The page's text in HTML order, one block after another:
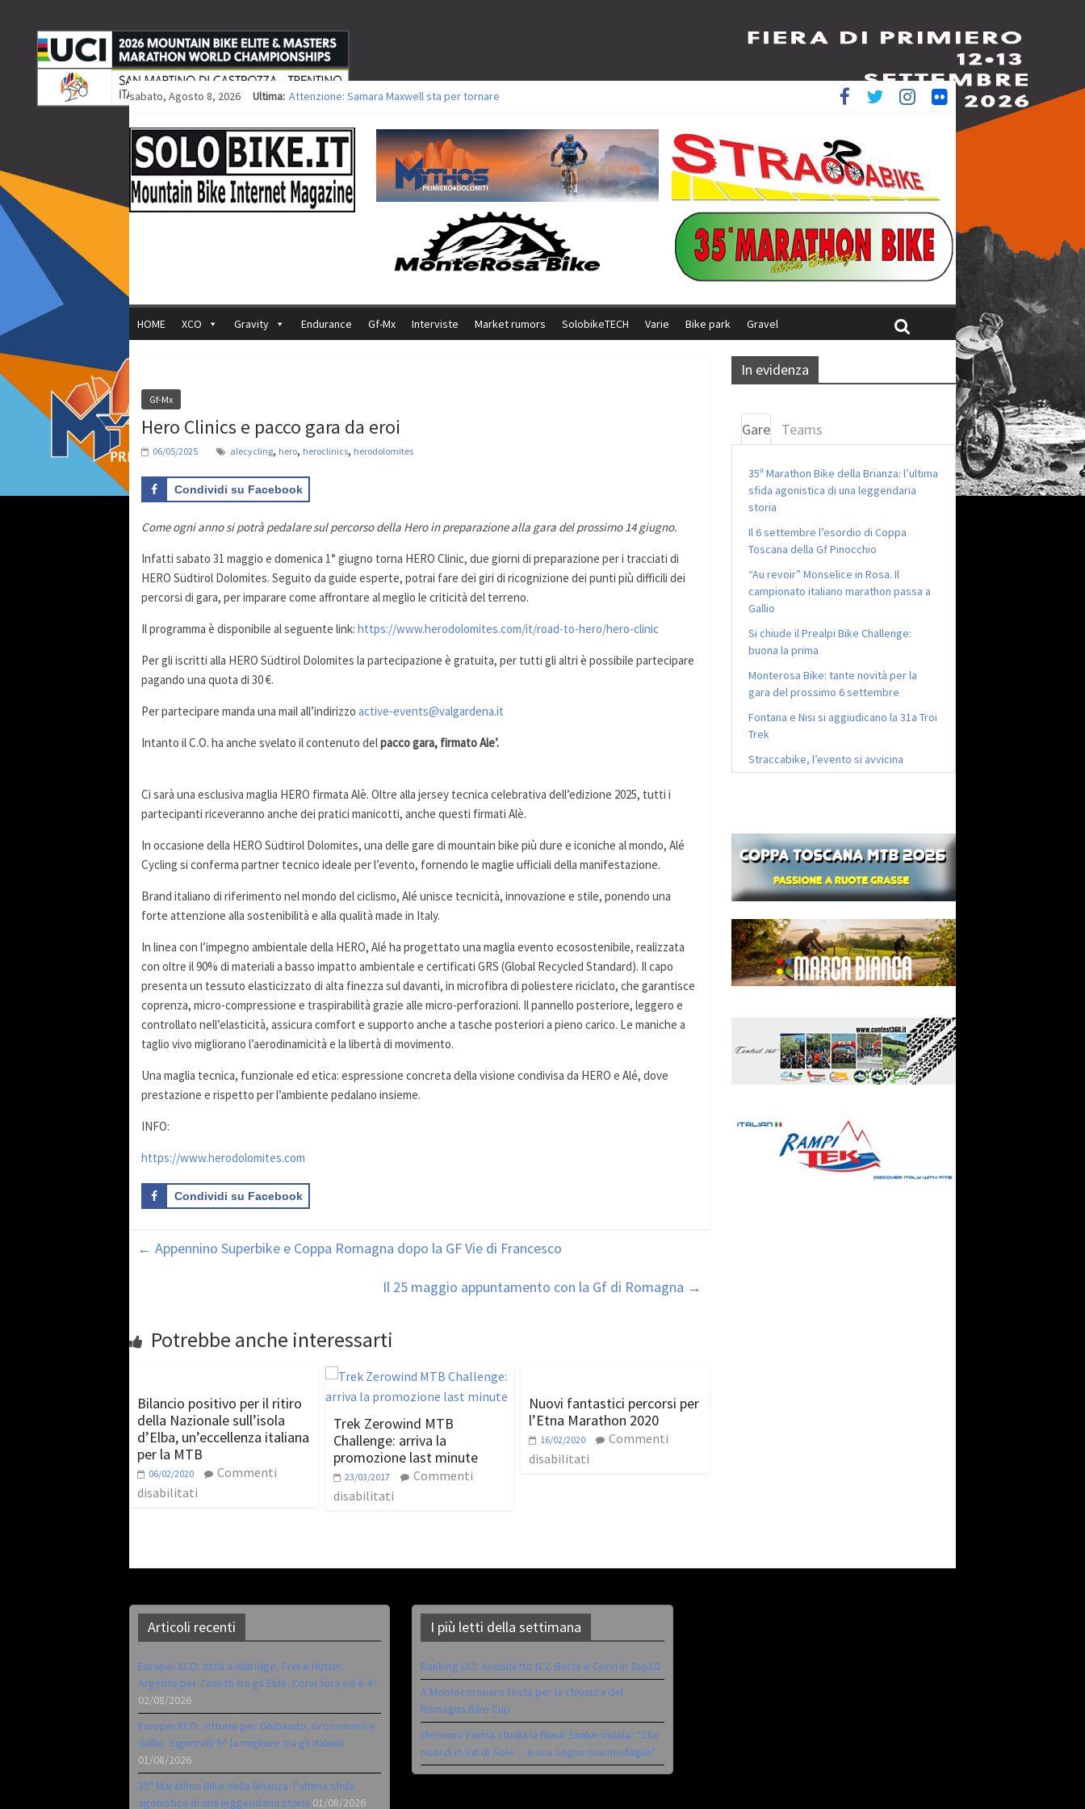
sabato, Agosto 8, 2026 Ultima: Attenzione: Samara Maxwell sta per tornare
Europei XCO: vittorie per Ghibaudo, Grossmann e Gallis. Signorelli 5^ la migliore tra gli italiani
35ª Marathon Bike della Brianza: l’ultima sfida agonistica di una leggendaria storia
Europei MTB: il Team Relay firma il secondo argento azzurro a Monteceneri
HOME XCO Gravity Endurance Gf-Mx Interviste Market rumors SolobikeTECH Varie Bike park Gravel
Gf-Mx
Hero Clinics e pacco gara da eroi
06/05/2025 alecycling, hero, heroclinics, herodolomites
Condividi su Facebook
Come ogni anno si potrà pedalare sul percorso della Hero in preparazione alla gara del prossimo 14 giugno.
Infatti sabato 31 maggio e domenica 1° giugno torna HERO Clinic, due giorni di preparazione per i tracciati di
HERO Südtirol Dolomites. Seguito da guide esperte, potrai fare dei giri di ricognizione dei punti più difficili dei
percorsi di gara, per imparare come affrontare al meglio le criticità del terreno.
Il programma è disponibile al seguente link: https://www.herodolomites.com/it/road-to-hero/hero-clinic
Per gli iscritti alla HERO Südtirol Dolomites la partecipazione è gratuita, per tutti gli altri è possibile partecipare
pagando una quota di 30 €.
Per partecipare manda una mail all’indirizzo active-events@valgardena.it
Intanto il C.O. ha anche svelato il contenuto delpacco gara, firmato Ale’.
Ci sarà una esclusiva maglia HERO firmata Alè. Oltre alla jersey tecnica celebrativa dell’edizione 2025, tutti i
partecipanti riceveranno anche dei pratici manicotti, anche questi firmati Alè.
In occasione della HERO Südtirol Dolomites, una delle gare di mountain bike più dure e iconiche al mondo, Alé
Cycling si conferma partner tecnico ideale per l’evento, fornendo le maglie ufficiali della manifestazione.
Brand italiano di riferimento nel mondo del ciclismo, Alé unisce tecnicità, innovazione e stile, ponendo una
forte attenzione alla sostenibilità e alla qualità made in Italy.
In linea con l’impegno ambientale della HERO, Alé ha progettato una maglia evento ecosostenibile, realizzata
con oltre il 90% di materiali a basso impatto ambientale e certificati GRS (Global Recycled Standard). Il capo
presenta un tessuto elasticizzato di alta finezza sul davanti, in microfibra di poliestere riciclato, che garantisce
coprenza, micro-compressione e traspirabilità grazie alle micro-perforazioni. Il pannello posteriore, leggero e
controllato nell’elasticità, assicura comfort e supporto anche a tasche posteriori a pieno carico. Le maniche a
taglio vivo migliorano l’aerodinamicità e la libertà di movimento.
Una maglia tecnica, funzionale ed etica: espressione concreta della visione condivisa da HERO e Alé, dove
prestazione e rispetto per l’ambiente pedalano insieme.
INFO:
https://www.herodolomites.com
Condividi su Facebook
← Appennino Superbike e Coppa Romagna dopo la GF Vie di Francesco
Il 25 maggio appuntamento con la Gf di Romagna →
Potrebbe anche interessarti
Bilancio positivo per il ritiro
della Nazionale sull’isola
d’Elba, un’eccellenza italiana
per la MTB
06/02/2020
Commenti
disabilitati
Trek Zerowind MTB
Challenge: arriva la
promozione last minute
23/03/2017
Commenti
disabilitati
Nuovi fantastici percorsi per
l’Etna Marathon 2020
16/02/2020
Commenti
disabilitati
In evidenza
Gare Teams
35ª Marathon Bike della Brianza: l’ultima
sfida agonistica di una leggendaria
storia
Il 6 settembre l’esordio di Coppa
Toscana della Gf Pinocchio
“Au revoir” Monselice in Rosa. Il
campionato italiano marathon passa a
Gallio
Si chiude il Prealpi Bike Challenge:
buona la prima
Monterosa Bike: tante novità per la
gara del prossimo 6 settembre
Fontana e Nisi si aggiudicano la 31a Troi
Trek
Straccabike, l’evento si avvicina
Articoli recenti
Europei XCO: titoli a Aldridge, Frei e Hutter.
Argento per Zanotti tra gli Elite. Corvi fora ed è 4^
02/08/2026
Europei XCO: vittorie per Ghibaudo, Grossmann e
Gallis. Signorelli 5^ la migliore tra gli italiani
01/08/2026
35ª Marathon Bike della Brianza: l’ultima sfida
agonistica di una leggendaria storia 01/08/2026
I più letti della settimana
Ranking UCI: Avondetto N.2. Berta e Corvi in Top10
A Montecoronaro festa per la chiusura del
Romagna Bike Cup
Eleonora Farina studia la Black Snake iridata: “Che
ricordi in Val di Sole… e ora sogno una medaglia”